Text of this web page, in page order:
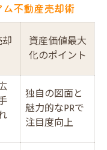
サポート内容一
ビューの舞台裏
満足のコツ
安心取引の強み
心ポイント解説
ブル事例を紹介
不動産売却術
資産価値最大
化のポイント
独自の図面と
魅力的なPRで
注目度向上